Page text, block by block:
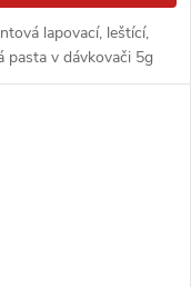
lapovací, leštící,
pasta v dávkovači 5g